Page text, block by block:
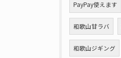
PayPay使えます
和歌山甘ラバ
和歌山ジギング